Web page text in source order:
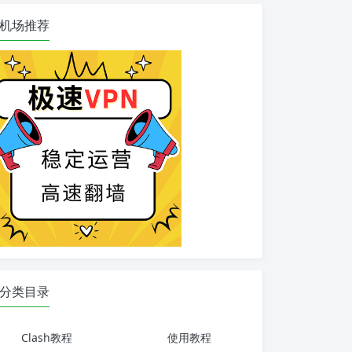
机场推荐
分类目录
Clash教程 使用教程